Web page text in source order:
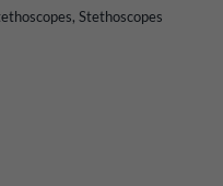
, Stethoscopes